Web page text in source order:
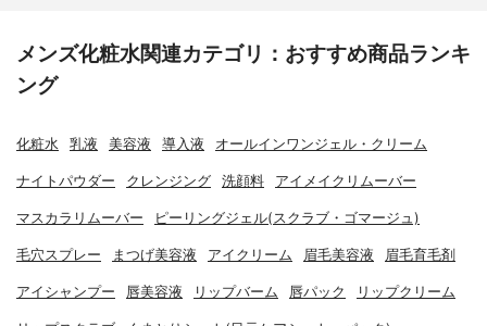
メンズ化粧水関連カテゴリ：おすすめ商品ランキ
ング
化粧水 乳液 美容液 導入液 オールインワンジェル・クリーム
ナイトパウダー クレンジング 洗顔料 アイメイクリムーバー
マスカラリムーバー ピーリングジェル(スクラブ・ゴマージュ)
毛穴スプレー まつげ美容液 アイクリーム 眉毛美容液 眉毛育毛剤
アイシャンプー 唇美容液 リップバーム 唇パック リップクリーム